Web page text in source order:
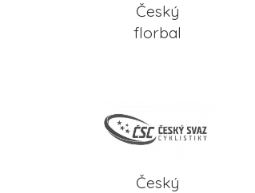
Český
florbal
Český